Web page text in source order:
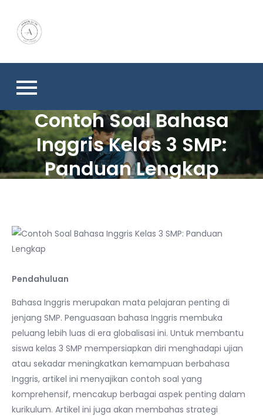
content
Contoh Soal Bahasa
Inggris Kelas 3 SMP:
Panduan Lengkap
Pendahuluan
Bahasa Inggris merupakan mata pelajaran penting di
jenjang SMP. Penguasaan bahasa Inggris membuka
peluang lebih luas di era globalisasi ini. Untuk membantu
siswa kelas 3 SMP mempersiapkan diri menghadapi ujian
atau sekadar meningkatkan kemampuan berbahasa
Inggris, artikel ini menyajikan contoh soal yang
komprehensif, mencakup berbagai aspek penting dalam
kurikulum. Artikel ini juga akan membahas strategi